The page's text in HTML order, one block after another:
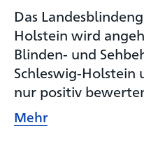
Das
Holstein wird
Blinden- und
Schleswig-Holstein
nur positiv
Mehr